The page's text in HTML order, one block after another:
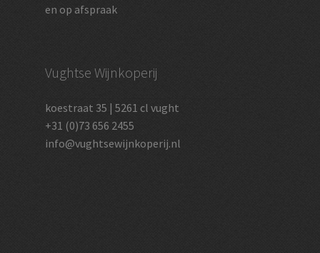
en op afspraak
Vughtse Wijnkoperij
koestraat 35 | 5261 cl vught
+31 (0)73 656 2455
info@vughtsewijnkoperij.nl